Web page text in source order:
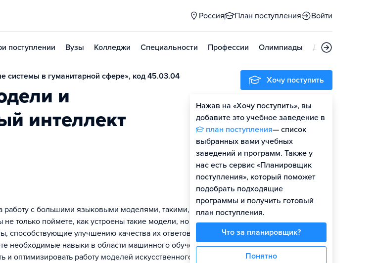
Россия План поступления Войти
поступлении Вузы Колледжи Специальности Профессии Олимпиады Дни открытых
системы в гуманитарной сфере», код 45.03.04
и
интеллект
работу с большими языковыми моделями, такими, как
только поймете, как устроены такие модели, но и
способствующие улучшению качества их ответов.
необходимые навыки в области машинного обучения,
и оптимизировать работу моделей искусственного
Хочу поступить
Нажав на «Хочу поступить», вы
добавите это учебное заведение в
план поступления— список
выбранных вами учебных
заведений и программ. Также у
нас есть сервис «Планировщик
поступления», который поможет
подобрать подходящие
программы и получить готовый
план поступления.
Что за планировщик?
Понятно
Оценить шансы